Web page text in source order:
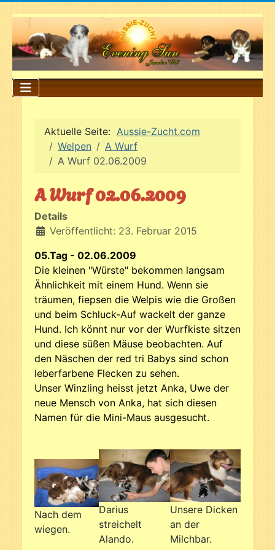
Aktuelle Seite: Aussie-Zucht.com
Welpen
A Wurf
A Wurf 02.06.2009
A Wurf 02.06.2009
Details
Veröffentlicht: 23. Februar 2015
05.Tag - 02.06.2009
Die kleinen "Würste" bekommen langsam
Ähnlichkeit mit einem Hund. Wenn sie
träumen, fiepsen die Welpis wie die Großen
und beim Schluck-Auf wackelt der ganze
Hund. Ich könnt nur vor der Wurfkiste sitzen
und diese süßen Mäuse beobachten. Auf
den Näschen der red tri Babys sind schon
leberfarbene Flecken zu sehen.
Unser Winzling heisst jetzt Anka, Uwe der
neue Mensch von Anka, hat sich diesen
Namen für die Mini-Maus ausgesucht.
Nach dem
wiegen.
Darius
streichelt
Alando.
Unsere Dicken
an der
Milchbar.